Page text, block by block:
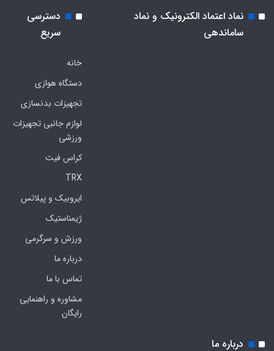
نماد اعتماد الکترونیک و نماد
ساماندهی
دسترسی
سریع
خانه
دستگاه هوازی
تجهیزات بدنسازی
لوازم جانبی تجهیزات
ورزشی
کراس فیت
TRX
ایروبیک و پیلاتس
ژیمناستیک
ورزش و سرگرمی
درباره ما
تماس با ما
مشاوره و راهنمایی
رایگان
درباره ما